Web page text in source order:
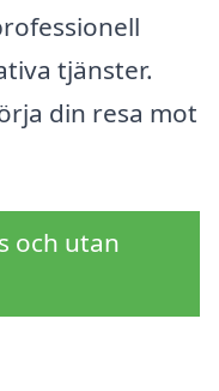
tjänster.
din resa mot
och utan